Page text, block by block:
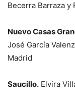
Becerra Barraza
Nuevo Casas
José García
Madrid
Saucillo. Elvira